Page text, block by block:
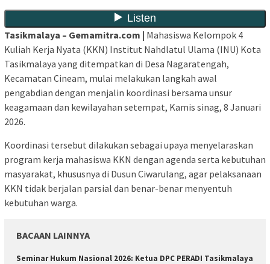
Tasikmalaya – Gemamitra.com | Mahasiswa Kelompok 4
Kuliah Kerja Nyata (KKN) Institut Nahdlatul Ulama (INU) Kota
Tasikmalaya yang ditempatkan di Desa Nagaratengah,
Kecamatan Cineam, mulai melakukan langkah awal
pengabdian dengan menjalin koordinasi bersama unsur
keagamaan dan kewilayahan setempat, Kamis sinag, 8 Januari
2026.
Koordinasi tersebut dilakukan sebagai upaya menyelaraskan
program kerja mahasiswa KKN dengan agenda serta kebutuhan
masyarakat, khususnya di Dusun Ciwarulang, agar pelaksanaan
KKN tidak berjalan parsial dan benar-benar menyentuh
kebutuhan warga.
BACAAN LAINNYA
Seminar Hukum Nasional 2026: Ketua DPC PERADI Tasikmalaya